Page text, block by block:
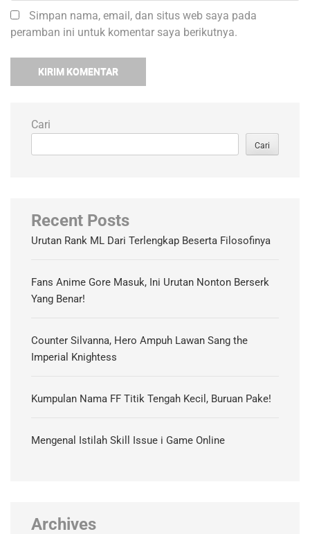
Simpan nama, email, dan situs web saya pada
peramban ini untuk komentar saya berikutnya.
Cari
Cari
Recent Posts
Urutan Rank ML Dari Terlengkap Beserta Filosofinya
Fans Anime Gore Masuk, Ini Urutan Nonton Berserk
Yang Benar!
Counter Silvanna, Hero Ampuh Lawan Sang the
Imperial Knightess
Kumpulan Nama FF Titik Tengah Kecil, Buruan Pake!
Mengenal Istilah Skill Issue i Game Online
Archives